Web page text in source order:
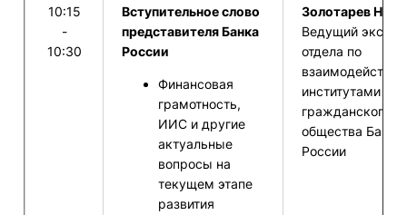
10:15
-
10:30
Вступительное слово
представителя Банка
России
Финансовая
грамотность,
ИИС и другие
актуальные
вопросы на
текущем этапе
развития
Золотарев Н.А.
Ведущий
отдела по
институтами
гражданского
общества Банка
России